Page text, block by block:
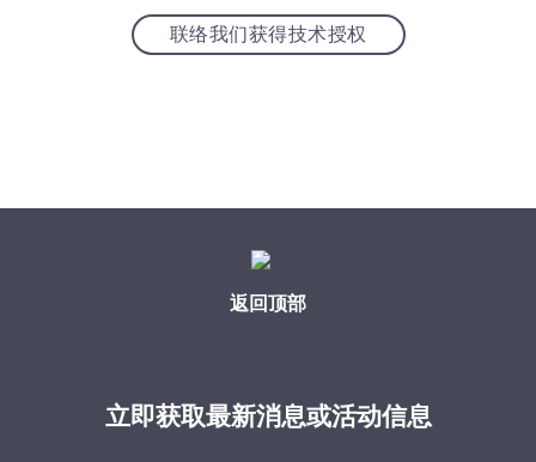
联络我们获得技术授权
返回顶部
立即获取最新消息或活动信息